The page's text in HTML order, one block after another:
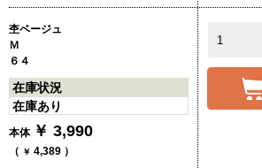
杢ベージュ
Ｍ
６４
在庫状況
在庫あり
本体 ￥ 3,990
（ ￥ 4,389 ）